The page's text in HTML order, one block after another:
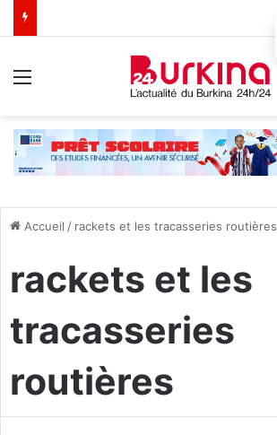
Accueil / rackets et les tracasseries routières
rackets et les
tracasseries
routières